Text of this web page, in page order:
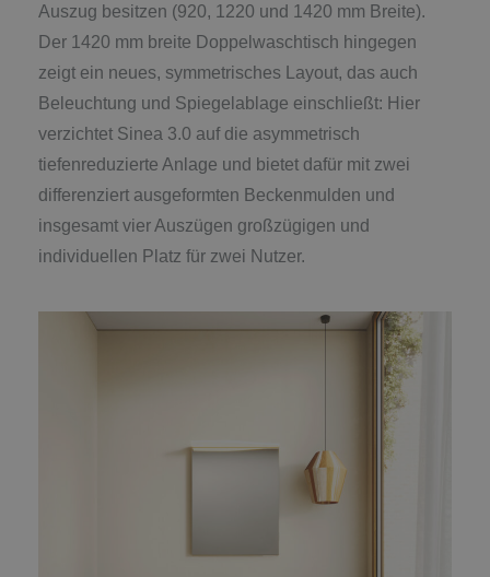
Auszug besitzen (920, 1220 und 1420 mm Breite).
Der 1420 mm breite Doppelwaschtisch hingegen
zeigt ein neues, symmetrisches Layout, das auch
Beleuchtung und Spiegelablage einschließt: Hier
verzichtet Sinea 3.0 auf die asymmetrisch
tiefenreduzierte Anlage und bietet dafür mit zwei
differenziert ausgeformten Beckenmulden und
insgesamt vier Auszügen großzügigen und
individuellen Platz für zwei Nutzer.